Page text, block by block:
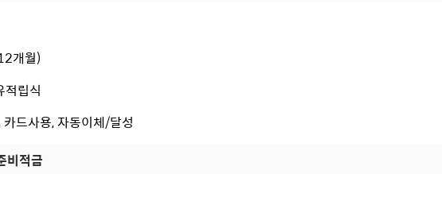
개월)
립식
드사용, 자동이체/달성
비적금